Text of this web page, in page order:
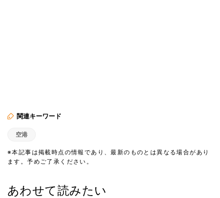
関連キーワード
空港
※本記事は掲載時点の情報であり、最新のものとは異なる場合があり
ます。予めご了承ください。
あわせて読みたい